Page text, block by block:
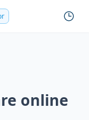
online